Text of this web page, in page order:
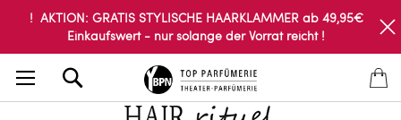
! AKTION: GRATIS STYLISCHE HAARKLAMMER ab 49,95€
Einkaufswert - nur solange der Vorrat reicht !